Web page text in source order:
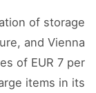
of storage
and Vienna
of EUR 7 per
items in its